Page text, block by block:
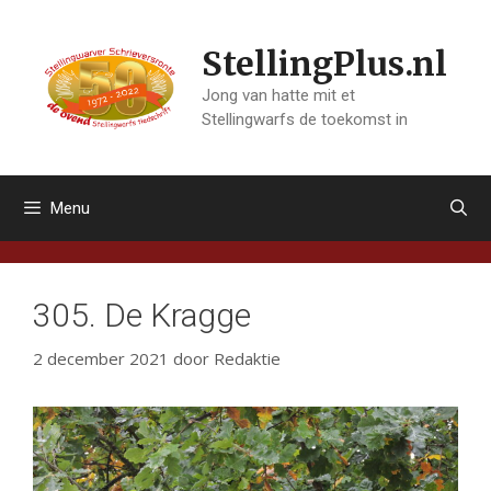
inhoud
StellingPlus.nl
Jong van hatte mit et
Stellingwarfs de toekomst in
Menu
305. De Kragge
2 december 2021 door Redaktie